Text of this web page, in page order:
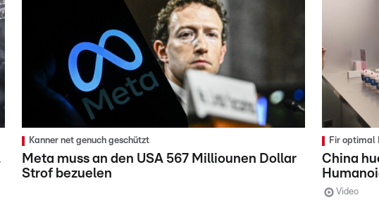
Kanner net genuch geschützt
Meta muss an den USA 567 Milliounen Dollar
Strof bezuelen
Fir optimal
China
Video